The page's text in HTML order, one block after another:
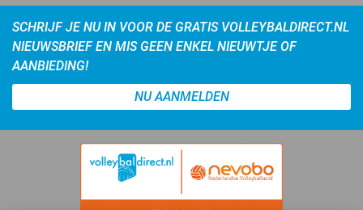
SCHRIJF JE NU IN VOOR DE GRATIS VOLLEYBALDIRECT.NL
NIEUWSBRIEF EN MIS GEEN ENKEL NIEUWTJE OF
AANBIEDING!
NU AANMELDEN